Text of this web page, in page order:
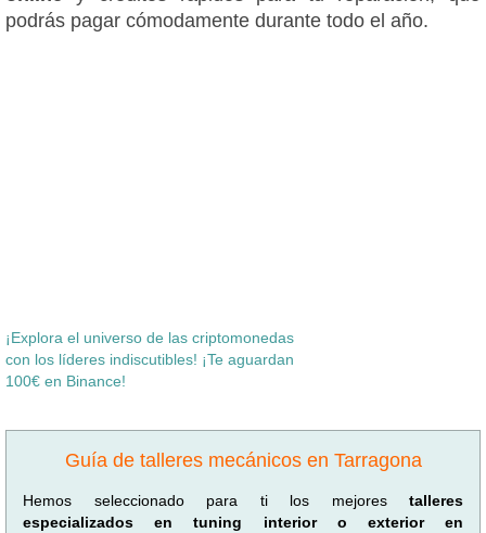
podrás pagar cómodamente durante todo el año.
¡Explora el universo de las criptomonedas
con los líderes indiscutibles! ¡Te aguardan
100€ en Binance!
Guía de talleres mecánicos en Tarragona
Hemos seleccionado para ti los mejores talleres
especializados en tuning interior o exterior en